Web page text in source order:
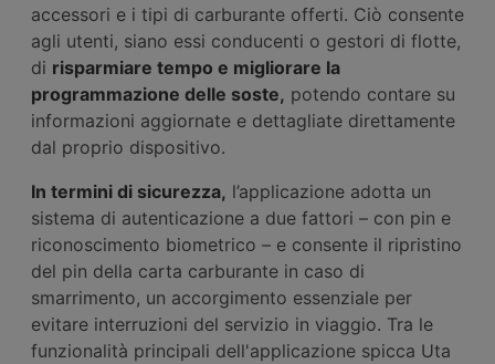
accessori e i tipi di carburante offerti. Ciò consente
agli utenti, siano essi conducenti o gestori di flotte,
di risparmiare tempo e migliorare la
programmazione delle soste, potendo contare su
informazioni aggiornate e dettagliate direttamente
dal proprio dispositivo.
In termini di sicurezza, l’applicazione adotta un
sistema di autenticazione a due fattori – con pin e
riconoscimento biometrico – e consente il ripristino
del pin della carta carburante in caso di
smarrimento, un accorgimento essenziale per
evitare interruzioni del servizio in viaggio. Tra le
funzionalità principali dell'applicazione spicca Uta